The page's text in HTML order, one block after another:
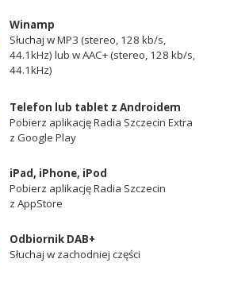
Winamp
Słuchaj w MP3 (stereo, 128 kb/s,
44.1kHz) lub w AAC+ (stereo, 128 kb/s,
44.1kHz)
Telefon lub tablet z Androidem
Pobierz aplikację Radia Szczecin Extra
z Google Play
iPad, iPhone, iPod
Pobierz aplikację Radia Szczecin
z AppStore
Odbiornik DAB+
Słuchaj w zachodniej części